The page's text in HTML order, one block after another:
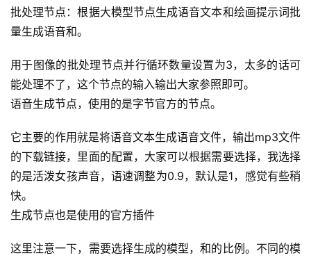
经
验
程
软
应
用
服
务
项
目
注册
批处理节点：根据大模型节点生成语音文本和绘画提示词批
量生成语音和。
用于图像的批处理节点并行循环数量设置为3，太多的话可
能处理不了，这个节点的输入输出大家参照即可。
语音生成节点，使用的是字节官方的节点。
它主要的作用就是将语音文本生成语音文件，输出mp3文件
的下载链接，里面的配置，大家可以根据需要选择，我选择
的是活泼女孩声音，语速调整为0.9，默认是1，感觉有些稍
快。
生成节点也是使用的官方插件
这里注意一下，需要选择生成的模型，和的比例。不同的模